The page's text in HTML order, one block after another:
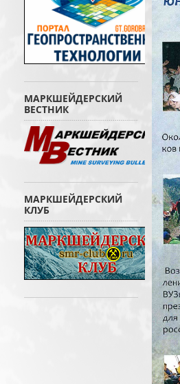
МАРКШЕЙДЕРСКИЙ
ВЕСТНИК
МАРКШЕЙДЕРСКИЙ
КЛУБ